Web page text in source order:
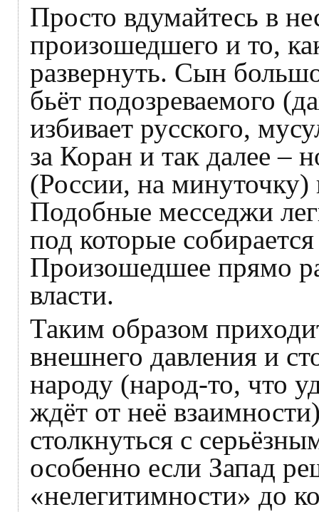
Просто вдумайтесь в
произошедшего и то,
развернуть. Сын
бьёт подозреваемого
избивает русского,
за Коран и так далее –
(России, на минуточку)
Подобные месседжи
под которые
Произошедшее прямо
власти.
Таким образом
внешнего давления и
народу (народ-то, что
ждёт от неё
столкнуться с
особенно если Запад
«нелегитимности» до